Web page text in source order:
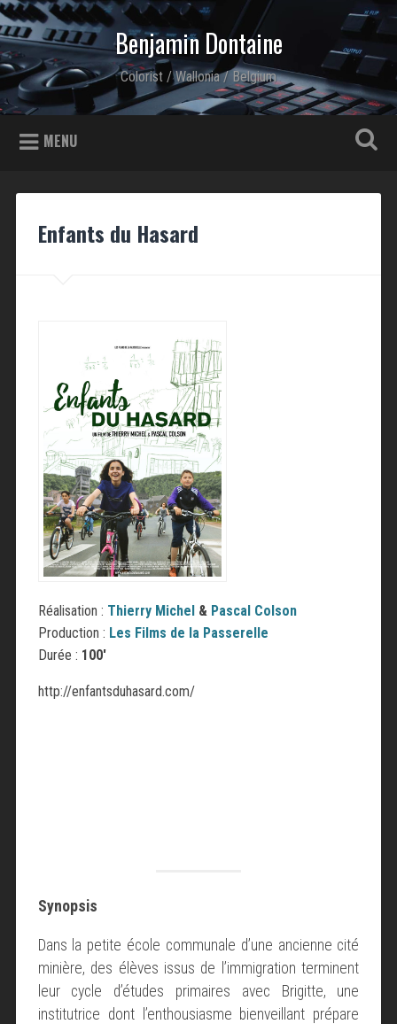
Skip to content
Search
Benjamin Dontaine
Colorist / Wallonia / Belgium
MENU
Enfants du Hasard
Réalisation : Thierry Michel & Pascal Colson
Production : Les Films de la Passerelle
Durée : 100′
http://enfantsduhasard.com/
Synopsis
Dans la petite école communale d’une ancienne cité
minière, des élèves issus de l’immigration terminent
leur cycle d’études primaires avec Brigitte, une
institutrice dont l’enthousiasme bienveillant prépare